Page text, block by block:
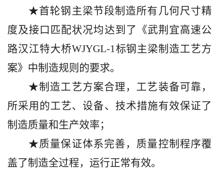
★首轮钢主梁节段制造所有几何尺寸精
度及接口匹配状况均达到了《武荆宜高速公
路汉江特大桥WJYGL-1标钢主梁制造工艺方
案》中制造规则的要求。
★制造工艺方案合理，工艺装备可靠，
所采用的工艺、设备、技术措施有效保证了
制造质量和生产效率；
★质量保证体系完善，质量控制程序覆
盖了制造全过程，运行正常有效。